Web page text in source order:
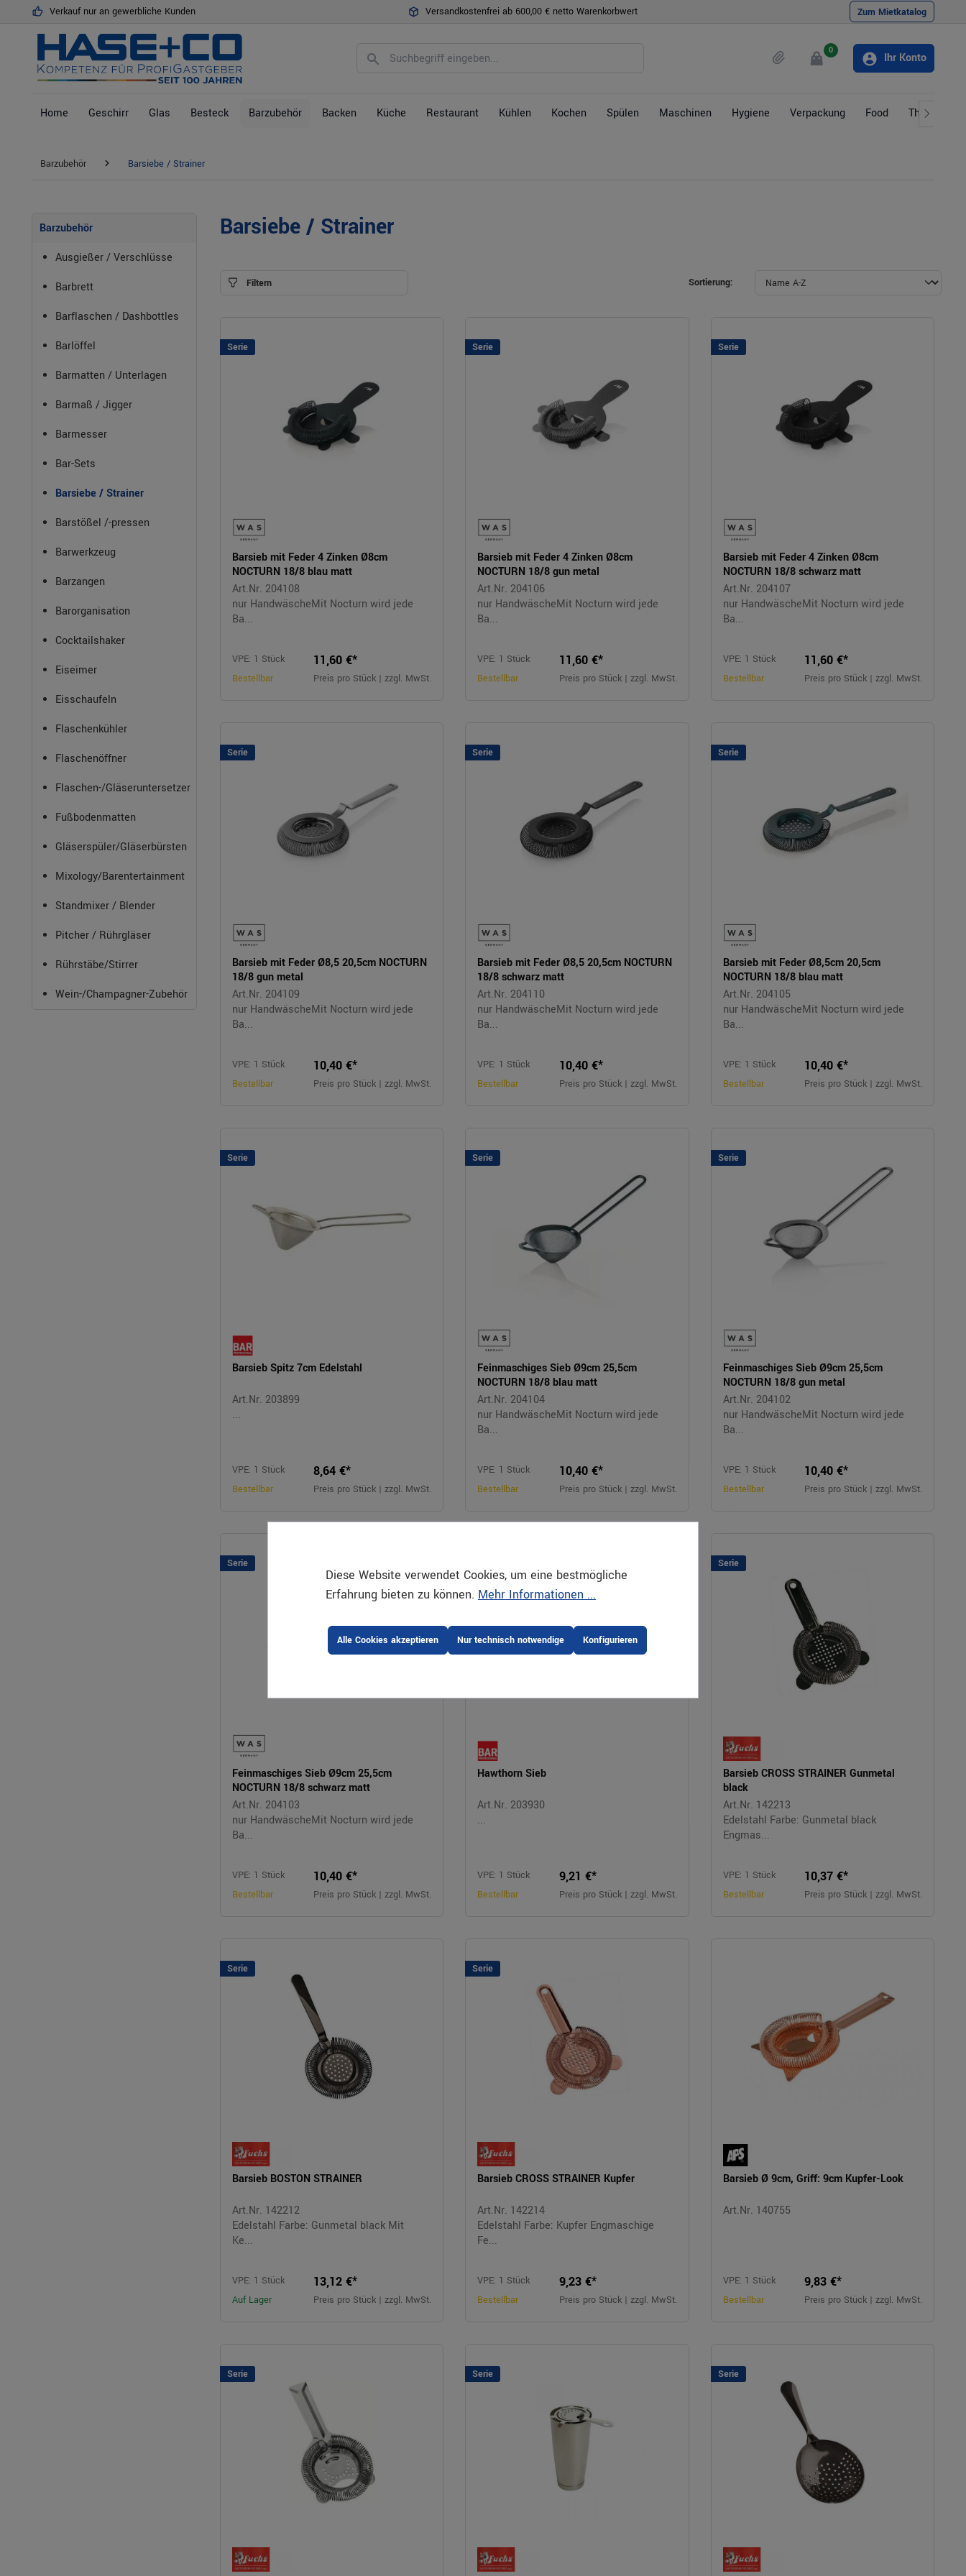
Zur Hauptnavigation springen
Verkauf nur an gewerbliche Kunden Versandkostenfrei ab 600,00 € netto Warenkorbwert Zum Mietkatalog
0
Ihr Konto
Home Geschirr Glas Besteck Barzubehör Backen Küche Restaurant Kühlen Kochen Spülen Maschinen Hygiene Verpackung Food Themen
Barzubehör Barsiebe / Strainer
Barzubehör
Ausgießer / Verschlüsse
Barbrett
Barflaschen / Dashbottles
Barlöffel
Barmatten / Unterlagen
Barmaß / Jigger
Barmesser
Bar-Sets
Barsiebe / Strainer
Barstößel /-pressen
Barwerkzeug
Barzangen
Barorganisation
Cocktailshaker
Eiseimer
Eisschaufeln
Flaschenkühler
Flaschenöffner
Flaschen-/Gläseruntersetzer
Fußbodenmatten
Gläserspüler/Gläserbürsten
Mixology/Barentertainment
Standmixer / Blender
Pitcher / Rührgläser
Rührstäbe/Stirrer
Wein-/Champagner-Zubehör
Barsiebe / Strainer
Filtern Sortierung:
Serie
Barsieb mit Feder 4 Zinken Ø8cm
NOCTURN 18/8 blau matt
Art.Nr. 204108
nur HandwäscheMit Nocturn wird jede
Ba...
VPE: 1 Stück
Bestellbar
11,60 €*
Preis pro Stück | zzgl. MwSt.
Serie
Barsieb mit Feder 4 Zinken Ø8cm
NOCTURN 18/8 gun metal
Art.Nr. 204106
nur HandwäscheMit Nocturn wird jede
Ba...
VPE: 1 Stück
Bestellbar
11,60 €*
Preis pro Stück | zzgl. MwSt.
Serie
Barsieb mit Feder 4 Zinken Ø8cm
NOCTURN 18/8 schwarz matt
Art.Nr. 204107
nur HandwäscheMit Nocturn wird jede
Ba...
VPE: 1 Stück
Bestellbar
11,60 €*
Preis pro Stück | zzgl. MwSt.
Serie
Barsieb mit Feder Ø8,5 20,5cm NOCTURN
18/8 gun metal
Art.Nr. 204109
nur HandwäscheMit Nocturn wird jede
Ba...
VPE: 1 Stück
Bestellbar
10,40 €*
Preis pro Stück | zzgl. MwSt.
Serie
Barsieb mit Feder Ø8,5 20,5cm NOCTURN
18/8 schwarz matt
Art.Nr. 204110
nur HandwäscheMit Nocturn wird jede
Ba...
VPE: 1 Stück
Bestellbar
10,40 €*
Preis pro Stück | zzgl. MwSt.
Serie
Barsieb mit Feder Ø8,5cm 20,5cm
NOCTURN 18/8 blau matt
Art.Nr. 204105
nur HandwäscheMit Nocturn wird jede
Ba...
VPE: 1 Stück
Bestellbar
10,40 €*
Preis pro Stück | zzgl. MwSt.
Serie
Barsieb Spitz 7cm Edelstahl
Art.Nr. 203899
...
VPE: 1 Stück
Bestellbar
8,64 €*
Preis pro Stück | zzgl. MwSt.
Serie
Feinmaschiges Sieb Ø9cm 25,5cm
NOCTURN 18/8 blau matt
Art.Nr. 204104
nur HandwäscheMit Nocturn wird jede
Ba...
VPE: 1 Stück
Bestellbar
10,40 €*
Preis pro Stück | zzgl. MwSt.
Serie
Feinmaschiges Sieb Ø9cm 25,5cm
NOCTURN 18/8 gun metal
Art.Nr. 204102
nur HandwäscheMit Nocturn wird jede
Ba...
VPE: 1 Stück
Bestellbar
10,40 €*
Preis pro Stück | zzgl. MwSt.
Serie
Feinmaschiges Sieb Ø9cm 25,5cm
NOCTURN 18/8 schwarz matt
Art.Nr. 204103
nur HandwäscheMit Nocturn wird jede
Ba...
VPE: 1 Stück
Bestellbar
10,40 €*
Preis pro Stück | zzgl. MwSt.
Hawthorn Sieb
Art.Nr. 203930
...
VPE: 1 Stück
Bestellbar
9,21 €*
Preis pro Stück | zzgl. MwSt.
Serie
Barsieb CROSS STRAINER Gunmetal
black
Art.Nr. 142213
Edelstahl Farbe: Gunmetal black
Engmas...
VPE: 1 Stück
Bestellbar
10,37 €*
Preis pro Stück | zzgl. MwSt.
Serie
Barsieb BOSTON STRAINER
Art.Nr. 142212
Edelstahl Farbe: Gunmetal black Mit
Ke...
VPE: 1 Stück
Auf Lager
13,12 €*
Preis pro Stück | zzgl. MwSt.
Serie
Barsieb CROSS STRAINER Kupfer
Art.Nr. 142214
Edelstahl Farbe: Kupfer Engmaschige
Fe...
VPE: 1 Stück
Bestellbar
9,23 €*
Preis pro Stück | zzgl. MwSt.
Barsieb Ø 9cm, Griff: 9cm Kupfer-Look
Art.Nr. 140755
VPE: 1 Stück
Bestellbar
9,83 €*
Preis pro Stück | zzgl. MwSt.
Serie Serie Serie
Diese Website verwendet Cookies, um eine bestmögliche
Erfahrung bieten zu können. Mehr Informationen ...
Nur technisch notwendige Konfigurieren
Alle Cookies akzeptieren